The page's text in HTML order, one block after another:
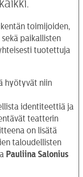
toimijoiden,
paikallisten
tuotettuja
hyötyvät niin
identiteettiä ja
teatterin
on lisätä
taloudellisten
Pauliina Salonius